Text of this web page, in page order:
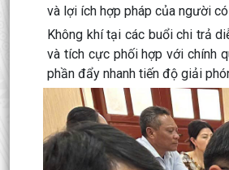
và lợi ích hợp pháp của người
Không khí tại các buổi chi trả
và tích cực phối hợp với chính
phần đẩy nhanh tiến độ giải